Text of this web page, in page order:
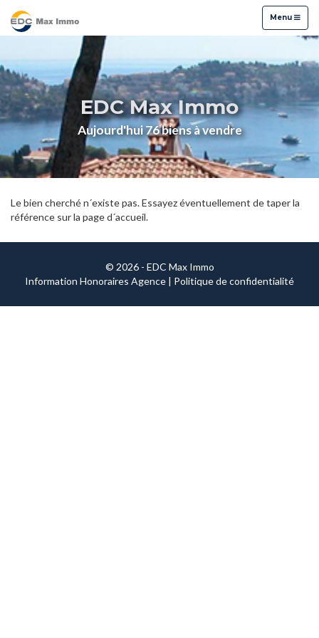
Menu
Menu
EDC Max Immo
Aujourd'hui 76 biens à vendre
Le bien cherché n´existe pas. Essayez éventuellement de taper la
référence sur la page d´accueil.
© 2026 - EDC Max Immo
Information Honoraires Agence | Politique de confidentialité